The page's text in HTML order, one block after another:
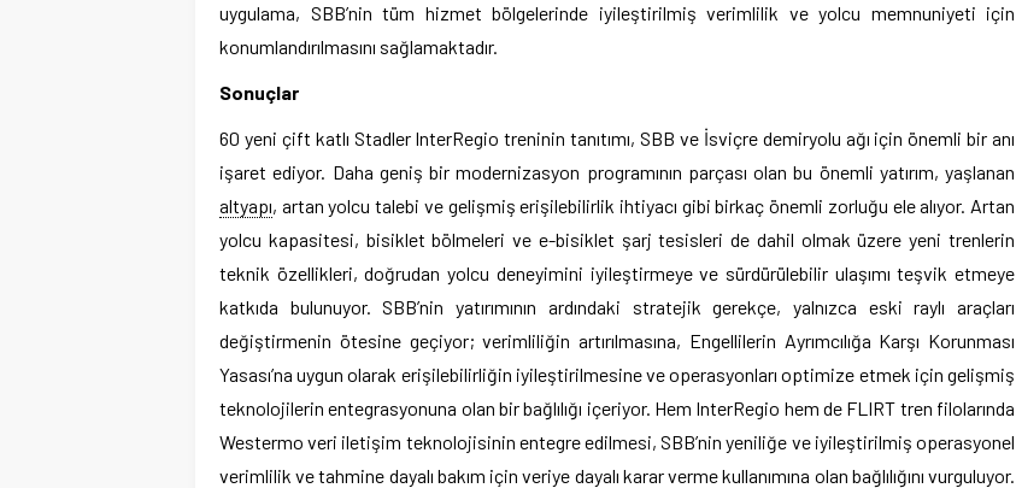
uygulama, SBB’nin tüm hizmet bölgelerinde iyileştirilmiş verimlilik ve yolcu memnuniyeti için
konumlandırılmasını sağlamaktadır.
Sonuçlar
60 yeni çift katlı Stadler InterRegio treninin tanıtımı, SBB ve İsviçre demiryolu ağı için önemli bir anı
işaret ediyor. Daha geniş bir modernizasyon programının parçası olan bu önemli yatırım, yaşlanan
altyapı, artan yolcu talebi ve gelişmiş erişilebilirlik ihtiyacı gibi birkaç önemli zorluğu ele alıyor. Artan
yolcu kapasitesi, bisiklet bölmeleri ve e-bisiklet şarj tesisleri de dahil olmak üzere yeni trenlerin
teknik özellikleri, doğrudan yolcu deneyimini iyileştirmeye ve sürdürülebilir ulaşımı teşvik etmeye
katkıda bulunuyor. SBB’nin yatırımının ardındaki stratejik gerekçe, yalnızca eski raylı araçları
değiştirmenin ötesine geçiyor; verimliliğin artırılmasına, Engellilerin Ayrımcılığa Karşı Korunması
Yasası’na uygun olarak erişilebilirliğin iyileştirilmesine ve operasyonları optimize etmek için gelişmiş
teknolojilerin entegrasyonuna olan bir bağlılığı içeriyor. Hem InterRegio hem de FLIRT tren filolarında
Westermo veri iletişim teknolojisinin entegre edilmesi, SBB’nin yeniliğe ve iyileştirilmiş operasyonel
verimlilik ve tahmine dayalı bakım için veriye dayalı karar verme kullanımına olan bağlılığını vurguluyor.